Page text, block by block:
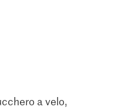
a velo,